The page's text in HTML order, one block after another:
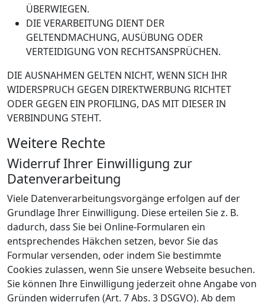
ÜBERWIEGEN.
DIE VERARBEITUNG DIENT DER
GELTENDMACHUNG, AUSÜBUNG ODER
VERTEIDIGUNG VON RECHTSANSPRÜCHEN.
DIE AUSNAHMEN GELTEN NICHT, WENN SICH IHR
WIDERSPRUCH GEGEN DIREKTWERBUNG RICHTET
ODER GEGEN EIN PROFILING, DAS MIT DIESER IN
VERBINDUNG STEHT.
Weitere Rechte
Widerruf Ihrer Einwilligung zur
Datenverarbeitung
Viele Datenverarbeitungsvorgänge erfolgen auf der
Grundlage Ihrer Einwilligung. Diese erteilen Sie z. B.
dadurch, dass Sie bei Online-Formularen ein
entsprechendes Häkchen setzen, bevor Sie das
Formular versenden, oder indem Sie bestimmte
Cookies zulassen, wenn Sie unsere Webseite besuchen.
Sie können Ihre Einwilligung jederzeit ohne Angabe von
Gründen widerrufen (Art. 7 Abs. 3 DSGVO). Ab dem